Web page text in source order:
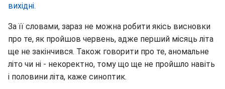
вихідні.
За її словами, зараз не можна робити якісь висновки
про те, як пройшов червень, адже перший місяць літа
ще не закінчився. Також говорити про те, аномальне
літо чи ні - некоректно, тому що ще не пройшло навіть
і половини літа, каже синоптик.